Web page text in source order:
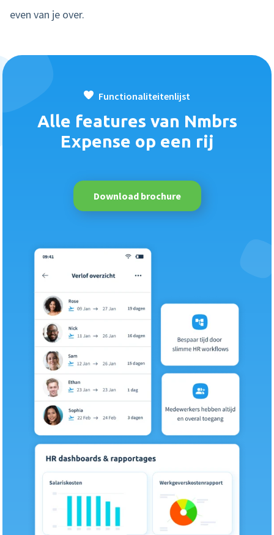
even van je over.
Functionaliteitenlijst
Alle features van Nmbrs
Expense op een rij
Download brochure